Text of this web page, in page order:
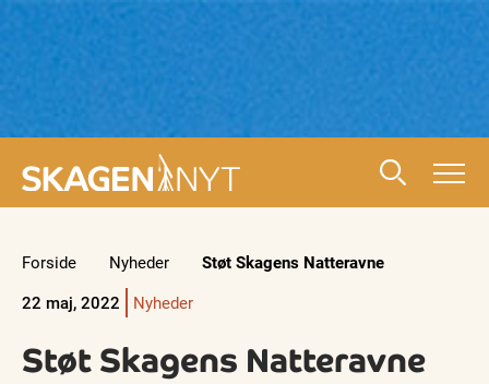
Forside Nyheder
Støt Skagens Natteravne
22 maj, 2022
Nyheder
Støt Skagens Natteravne